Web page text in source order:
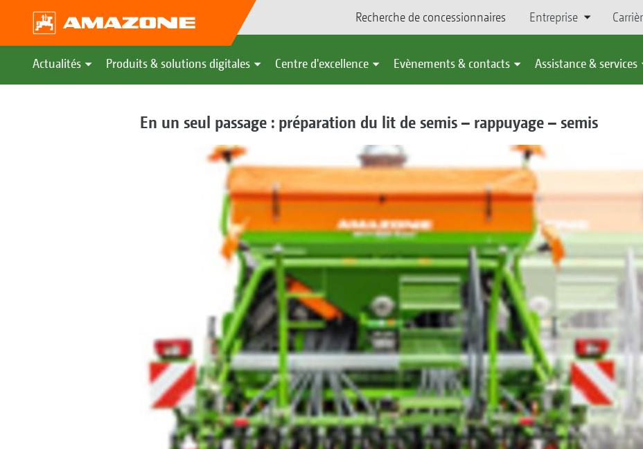
Recherche de concessionnaires Entreprise
Actualités Produits & solutions digitales Centre d'excellence Evènements & contacts Assistance & services
En un seul passage : préparation du lit de semis – rappuyage – semis